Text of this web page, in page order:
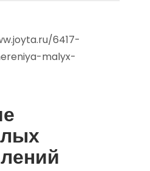
6417-
malyx-